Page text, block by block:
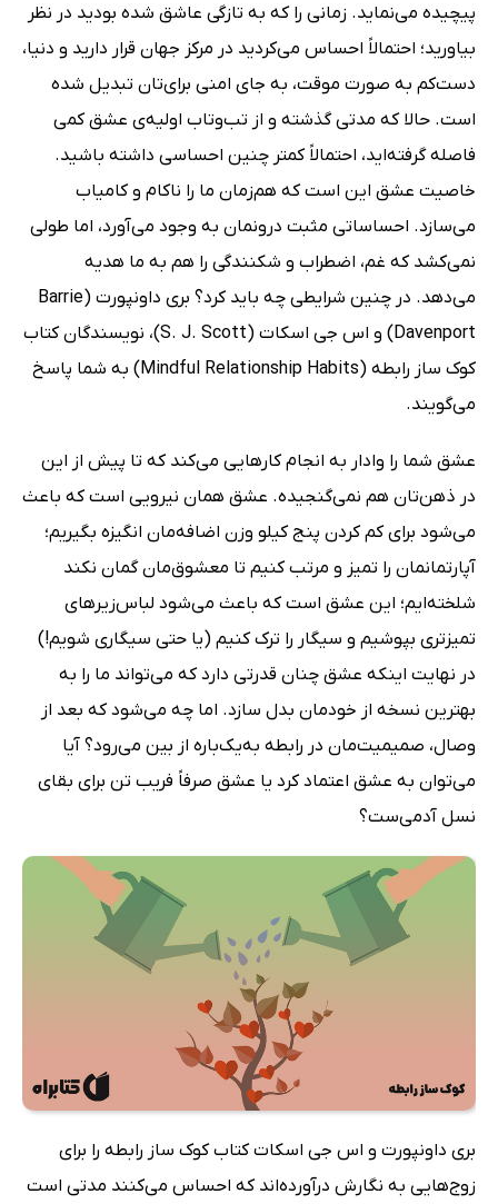
پیچیده می‌نماید. زمانی را که به‌ تازگی عاشق شده بودید در نظر
بیاورید؛ احتمالاً احساس می‌کردید در مرکز جهان قرار دارید و دنیا،
دست‌کم به صورت موقت، به جای امنی برای‌تان تبدیل شده
است. حالا که مدتی گذشته و از تب‌وتاب اولیه‌ی عشق کمی
فاصله گرفته‌اید، احتمالاً کمتر چنین احساسی داشته باشید.
خاصیت عشق این است که هم‌زمان ما را ناکام و کامیاب
می‌سازد. احساساتی مثبت درونمان به وجود می‌آورد، اما طولی
نمی‌کشد که غم، اضطراب و شکنندگی را هم به ما هدیه
می‌دهد. در چنین شرایطی چه باید کرد؟ بری داونپورت (Barrie
Davenport) و اس جی اسکات (S. J. Scott)، نویسندگان کتاب
کوک‌ ساز رابطه (Mindful Relationship Habits) به شما پاسخ
می‌گویند.
عشق شما را وادار به انجام کارهایی می‌کند که تا پیش از این
در ذهن‌تان هم نمی‌گنجیده. عشق همان نیرویی است که باعث
می‌شود برای کم کردن پنج کیلو وزن اضافه‌مان انگیزه بگیریم؛
آپارتمانمان را تمیز و مرتب کنیم تا معشوق‌مان گمان نکند
شلخته‌ایم؛ این عشق است که باعث می‌شود لباس‌زیرهای
تمیزتری بپوشیم و سیگار را ترک کنیم (یا حتی سیگاری شویم!)
در نهایت اینکه عشق چنان قدرتی دارد که می‌تواند ما را به
بهترین نسخه از خودمان بدل سازد. اما چه می‌شود که بعد از
وصال، صمیمیت‌مان در رابطه به‌یک‌باره از بین می‌رود؟ آیا
می‌توان به عشق اعتماد کرد یا عشق صرفاً فریب تن برای بقای
نسل آدمی‌ست؟
بری داونپورت و اس جی اسکات کتاب کوک‌ ساز رابطه را برای
زوج‌هایی به نگارش درآورده‌اند که احساس می‌کنند مدتی است